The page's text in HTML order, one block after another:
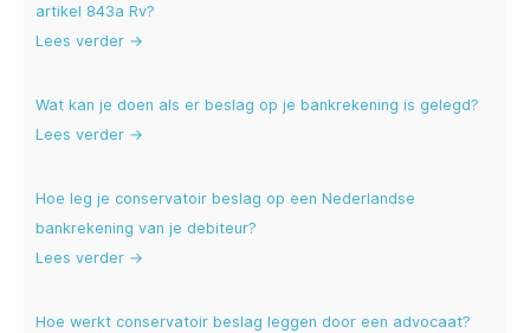
artikel 843a Rv?
Lees verder →
Wat kan je doen als er beslag op je bankrekening is gelegd?
Lees verder →
Hoe leg je conservatoir beslag op een Nederlandse
bankrekening van je debiteur?
Lees verder →
Hoe werkt conservatoir beslag leggen door een advocaat?